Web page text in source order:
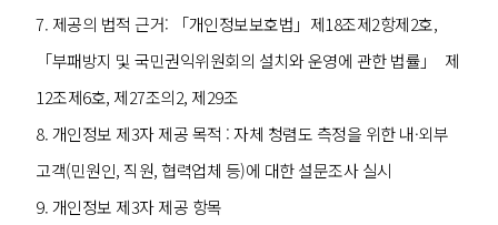
7. 제공의 법적 근거: 「개인정보보호법」제18조제2항제2호,
「부패방지 및 국민권익위원회의 설치와 운영에 관한 법률」 제
12조제6호, 제27조의2, 제29조
8. 개인정보 제3자 제공 목적 : 자체 청렴도 측정을 위한 내·외부
고객(민원인, 직원, 협력업체 등)에 대한 설문조사 실시
9. 개인정보 제3자 제공 항목